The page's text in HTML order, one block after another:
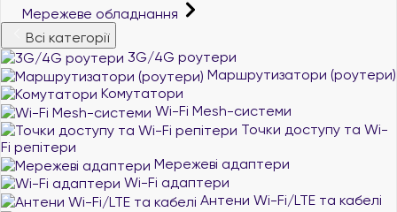
Мережеве обладнання
Всі категорії
3G/4G роутери
Маршрутизатори (роутери)
Комутатори
Wi-Fi Mesh-системи
Точки доступу та Wi-
Fi репітери
Мережеві адаптери
Wi-Fi адаптери
Антени Wi-Fi/LTE та кабелі